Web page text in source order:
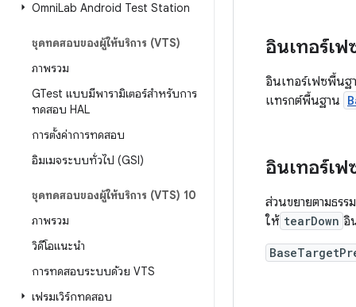
OmniLab Android Test Station
ชุดทดสอบของผู้ให้บริการ (VTS)
ภาพรวม
GTest แบบมีพารามิเตอร์สําหรับการ
ทดสอบ HAL
การตั้งค่าการทดสอบ
อิมเมจระบบทั่วไป (GSI)
ชุดทดสอบของผู้ให้บริการ (VTS) 10
ภาพรวม
วิดีโอแนะนำ
การทดสอบระบบด้วย VTS
เฟรมเวิร์กทดสอบ
อินเทอร์เฟ
อินเทอร์เฟซพื้น
แทรกต์พื้นฐาน
อินเทอร์เฟ
ส่วนขยายตามธรร
ให้ tearDown อิ